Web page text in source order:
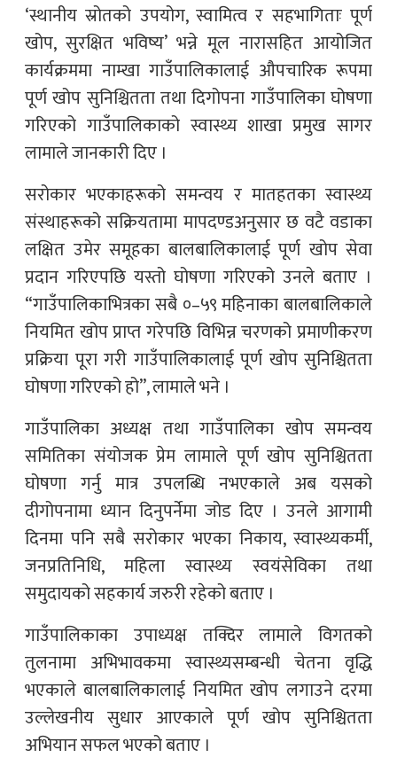
‘स्थानीय स्रोतको उपयोग, स्वामित्व र सहभागिताः पूर्ण
खोप, सुरक्षित भविष्य’ भन्ने मूल नारासहित आयोजित
कार्यक्रममा नाम्खा गाउँपालिकालाई औपचारिक रूपमा
पूर्ण खोप सुनिश्चितता तथा दिगोपना गाउँपालिका घोषणा
गरिएको गाउँपालिकाको स्वास्थ्य शाखा प्रमुख सागर
लामाले जानकारी दिए ।
सरोकार भएकाहरूको समन्वय र मातहतका स्वास्थ्य
संस्थाहरूको सक्रियतामा मापदण्डअनुसार छ वटै वडाका
लक्षित उमेर समूहका बालबालिकालाई पूर्ण खोप सेवा
प्रदान गरिएपछि यस्तो घोषणा गरिएको उनले बताए ।
“गाउँपालिकाभित्रका सबै ०–५९ महिनाका बालबालिकाले
नियमित खोप प्राप्त गरेपछि विभिन्न चरणको प्रमाणीकरण
प्रक्रिया पूरा गरी गाउँपालिकालाई पूर्ण खोप सुनिश्चितता
घोषणा गरिएको हो”, लामाले भने ।
गाउँपालिका अध्यक्ष तथा गाउँपालिका खोप समन्वय
समितिका संयोजक प्रेम लामाले पूर्ण खोप सुनिश्चितता
घोषणा गर्नु मात्र उपलब्धि नभएकाले अब यसको
दीगोपनामा ध्यान दिनुपर्नेमा जोड दिए । उनले आगामी
दिनमा पनि सबै सरोकार भएका निकाय, स्वास्थ्यकर्मी,
जनप्रतिनिधि, महिला स्वास्थ्य स्वयंसेविका तथा
समुदायको सहकार्य जरुरी रहेको बताए ।
गाउँपालिकाका उपाध्यक्ष तक्दिर लामाले विगतको
तुलनामा अभिभावकमा स्वास्थ्यसम्बन्धी चेतना वृद्धि
भएकाले बालबालिकालाई नियमित खोप लगाउने दरमा
उल्लेखनीय सुधार आएकाले पूर्ण खोप सुनिश्चितता
अभियान सफल भएको बताए ।